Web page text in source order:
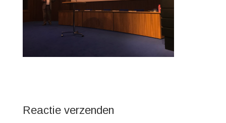
Reactie verzenden